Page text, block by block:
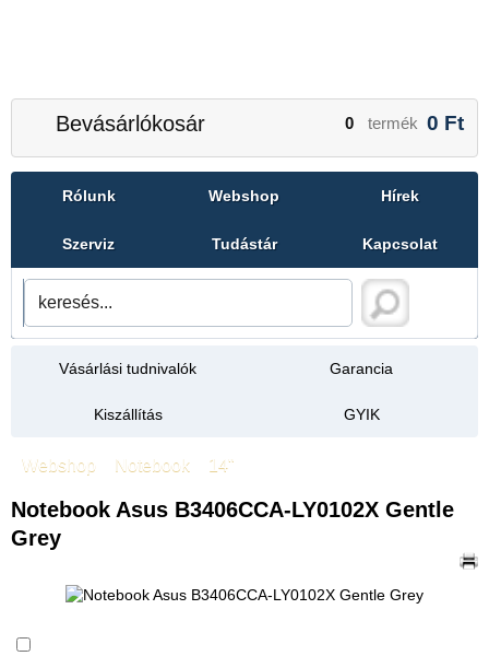
Bevásárlókosár 0 termék 0 Ft
Rólunk Webshop Hírek
Szerviz Tudástár Kapcsolat
Vásárlási tudnivalók Garancia
Kiszállítás GYIK
Webshop Notebook 14"
Notebook Asus B3406CCA-LY0102X Gentle
Grey